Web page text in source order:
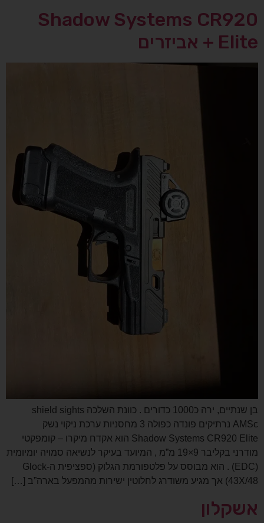
Shadow Systems CR920
Elite + אביזרים
בן שנתיים, ירה כ1000 כדורים . כוונת השלכה shield sights
AMSc נרתיקים פונדה כפולה 3 מחסניות ערכת ניקוי נשק
Shadow Systems CR920 Elite הוא אקדח מיקרו – קומפקטי
מודרני בקליבר 9×19 מ”מ , המיועד בעיקר לנשיאה סמויה יומיומית
(EDC) . הוא מבוסס על פלטפורמת הגלוק (ספציפית ה-Glock
43X/48) אך מגיע משודרג לחלוטין ישירות מהמפעל בארה”ב […]
אשקלון